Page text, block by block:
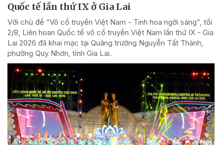
Quốc tế lần thứ IX ở Gia Lai
Với chủ đề “Võ cổ truyền Việt Nam - Tinh hoa ngời sáng”, tối
2/8, Liên hoan Quốc tế võ cổ truyền Việt Nam lần thứ IX - Gia
Lai 2026 đã khai mạc tại Quảng trường Nguyễn Tất Thành,
phường Quy Nhơn, tỉnh Gia Lai.